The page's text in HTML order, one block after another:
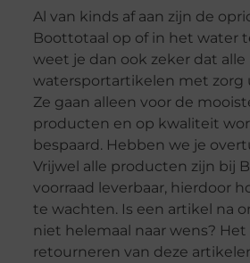
Al van kinds af aan zijn de
Boottotaal op of in het water
weet je dan ook zeker dat alle
watersportartikelen met zorg
Ze gaan alleen voor de
producten en op kwaliteit
bespaard. Hebben we je
Vrijwel alle producten zijn bij
voorraad leverbaar, hierdoor
te wachten. Is een artikel na
niet helemaal naar wens?
retourneren van deze